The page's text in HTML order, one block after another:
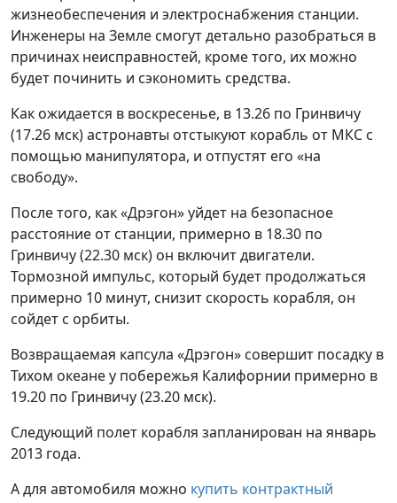
жизнеобеспечения и электроснабжения станции.
Инженеры на Земле смогут детально разобраться в
причинах неисправностей, кроме того, их можно
будет починить и сэкономить средства.
Как ожидается в воскресенье, в 13.26 по Гринвичу
(17.26 мск) астронавты отстыкуют корабль от МКС с
помощью манипулятора, и отпустят его «на
свободу».
После того, как «Дрэгон» уйдет на безопасное
расстояние от станции, примерно в 18.30 по
Гринвичу (22.30 мск) он включит двигатели.
Тормозной импульс, который будет продолжаться
примерно 10 минут, снизит скорость корабля, он
сойдет с орбиты.
Возвращаемая капсула «Дрэгон» совершит посадку в
Тихом океане у побережья Калифорнии примерно в
19.20 по Гринвичу (23.20 мск).
Следующий полет корабля запланирован на январь
2013 года.
А для автомобиля можно купить контрактный